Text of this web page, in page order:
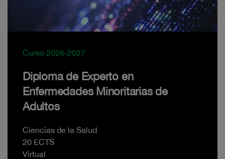
Curso 2026-2027
Diploma de Experto en
Enfermedades Minoritarias de
Adultos
Ciencias de la Salud
20 ECTS
Virtual